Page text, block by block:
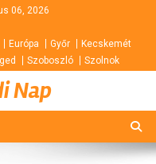
06, 2026
Európa Győr
Kecskemét
Szoboszló Szolnok
Nap